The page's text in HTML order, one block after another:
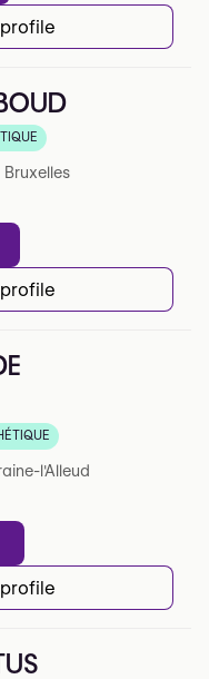
Bruxelles
l'Alleud